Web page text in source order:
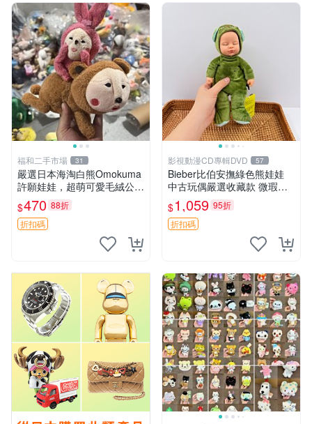
福和二手市場 31
嚴選日本海淘白熊Omokuma
許願娃娃，超萌可愛毛絨公仔
推薦收藏 白熊 Omokuma 毛
絨玩具 偽裝娃娃 玩具擺飾
$470 88折
折扣碼
影視動漫CD專輯DVD 57
Bieber比伯安撫綠色熊娃娃
中古玩偶嚴選收藏款 微瑕輕
度使用 Bieber綠熊娃娃 中古
玩偶 微瑕
$1,059 95折
折扣碼